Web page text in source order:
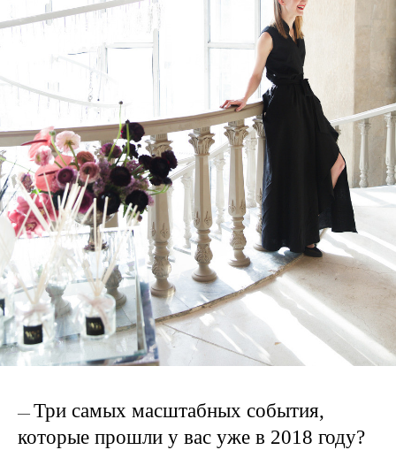
— Три самых масштабных события,
которые прошли у вас уже в 2018 году?